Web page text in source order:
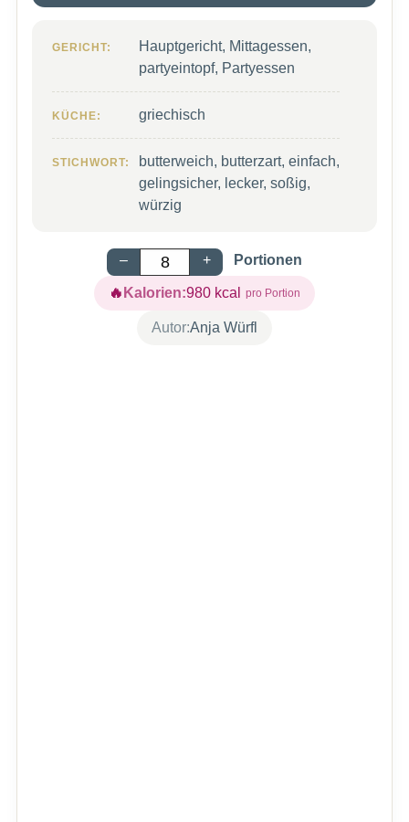
GERICHT:
Hauptgericht, Mittagessen,
partyeintopf, Partyessen
KÜCHE: griechisch
STICHWORT:
butterweich, butterzart, einfach,
gelingsicher, lecker, soßig,
würzig
– + Portionen
Kalorien:980 kcal
Autor:Anja Würfl